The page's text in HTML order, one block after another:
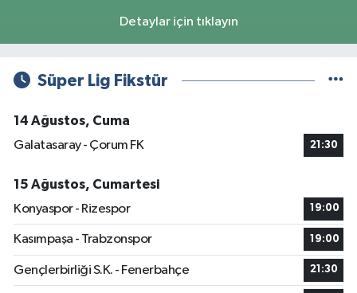
Detaylar için tıklayın
Süper Lig Fikstür
14 Ağustos, Cuma
Galatasaray - Çorum FK
21:30
15 Ağustos, Cumartesi
Konyaspor - Rizespor
19:00
Kasımpaşa - Trabzonspor 19:00
Gençlerbirliği S.K. - Fenerbahçe 21:30